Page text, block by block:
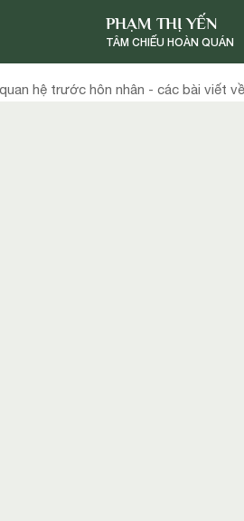
PHẠM THỊ YẾN
TÂM CHIẾU HOÀN QUÁN
quan hệ trước hôn nhân - các bài viết